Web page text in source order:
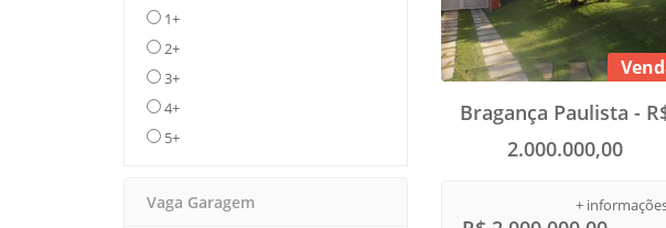
1+
2+
3+
4+
5+
Vaga Garagem
Bragança Paulista -
2.000.000,00
+